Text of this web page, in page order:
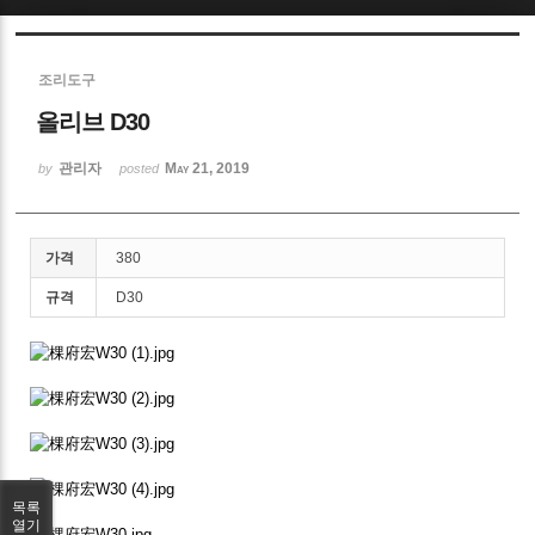
조리도구
올리브 D30
by 관리자 posted May 21, 2019
가격 380
규격 D30
목록
열기
Sketchbook5, 스케치북5
Sketchbook5, 스케치북5